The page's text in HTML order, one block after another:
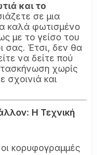
και το
σε μια
καλά φωτισμένο
με το γείσο του
σας. Έτσι, δεν θα
να δείτε πού
χωρίς
και
Η Τεχνική
κορυφογραμμές